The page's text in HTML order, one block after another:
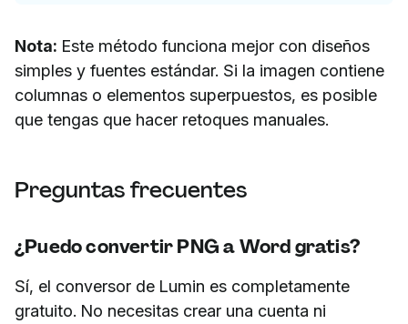
Nota: Este método funciona mejor con diseños
simples y fuentes estándar. Si la imagen contiene
columnas o elementos superpuestos, es posible
que tengas que hacer retoques manuales.
Preguntas frecuentes
¿Puedo convertir PNG a Word gratis?
Sí, el conversor de Lumin es completamente
gratuito. No necesitas crear una cuenta ni